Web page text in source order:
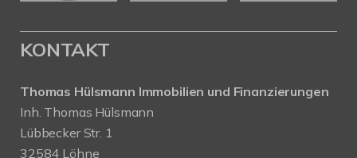
KONTAKT
Thomas Hülsmann Immobilien und Finanzierungen
Inh. Thomas Hülsmann
Lübbecker Str. 1
32584 Löhne